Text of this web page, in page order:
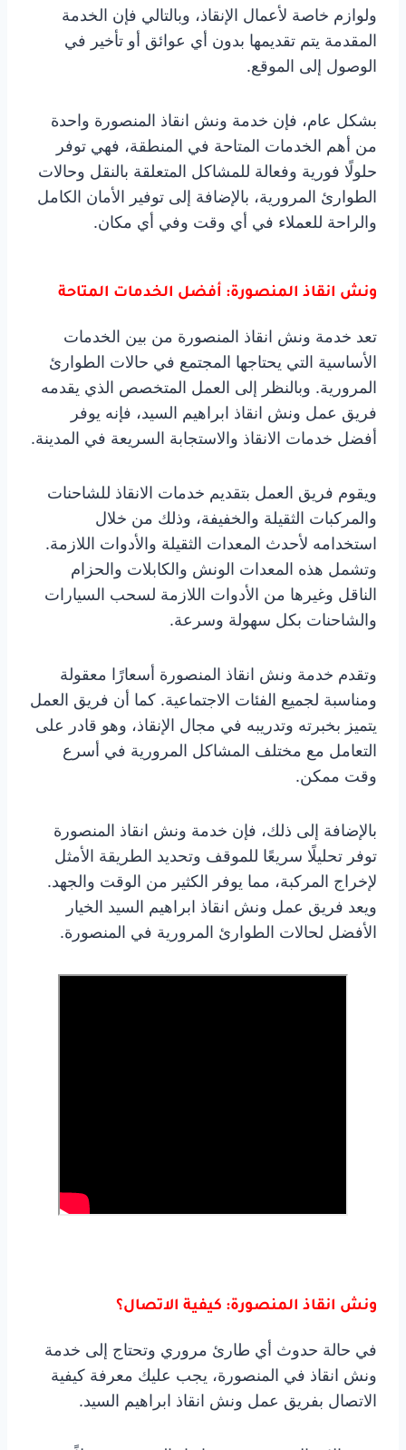
ولوازم خاصة لأعمال الإنقاذ، وبالتالي فإن الخدمة
المقدمة يتم تقديمها بدون أي عوائق أو تأخير في
الوصول إلى الموقع.
بشكل عام، فإن خدمة ونش انقاذ المنصورة واحدة
من أهم الخدمات المتاحة في المنطقة، فهي توفر
حلولًا فورية وفعالة للمشاكل المتعلقة بالنقل وحالات
الطوارئ المرورية، بالإضافة إلى توفير الأمان الكامل
والراحة للعملاء في أي وقت وفي أي مكان.
ونش انقاذ المنصورة: أفضل الخدمات المتاحة
تعد خدمة ونش انقاذ المنصورة من بين الخدمات
الأساسية التي يحتاجها المجتمع في حالات الطوارئ
المرورية. وبالنظر إلى العمل المتخصص الذي يقدمه
فريق عمل ونش انقاذ ابراهيم السيد، فإنه يوفر
أفضل خدمات الانقاذ والاستجابة السريعة في المدينة.
ويقوم فريق العمل بتقديم خدمات الانقاذ للشاحنات
والمركبات الثقيلة والخفيفة، وذلك من خلال
استخدامه لأحدث المعدات الثقيلة والأدوات اللازمة.
وتشمل هذه المعدات الونش والكابلات والحزام
الناقل وغيرها من الأدوات اللازمة لسحب السيارات
والشاحنات بكل سهولة وسرعة.
وتقدم خدمة ونش انقاذ المنصورة أسعارًا معقولة
ومناسبة لجميع الفئات الاجتماعية. كما أن فريق العمل
يتميز بخبرته وتدريبه في مجال الإنقاذ، وهو قادر على
التعامل مع مختلف المشاكل المرورية في أسرع
وقت ممكن.
بالإضافة إلى ذلك، فإن خدمة ونش انقاذ المنصورة
توفر تحليلًا سريعًا للموقف وتحديد الطريقة الأمثل
لإخراج المركبة، مما يوفر الكثير من الوقت والجهد.
ويعد فريق عمل ونش انقاذ ابراهيم السيد الخيار
الأفضل لحالات الطوارئ المرورية في المنصورة.
ونش انقاذ المنصورة: كيفية الاتصال؟
في حالة حدوث أي طارئ مروري وتحتاج إلى خدمة
ونش انقاذ في المنصورة، يجب عليك معرفة كيفية
الاتصال بفريق عمل ونش انقاذ ابراهيم السيد.